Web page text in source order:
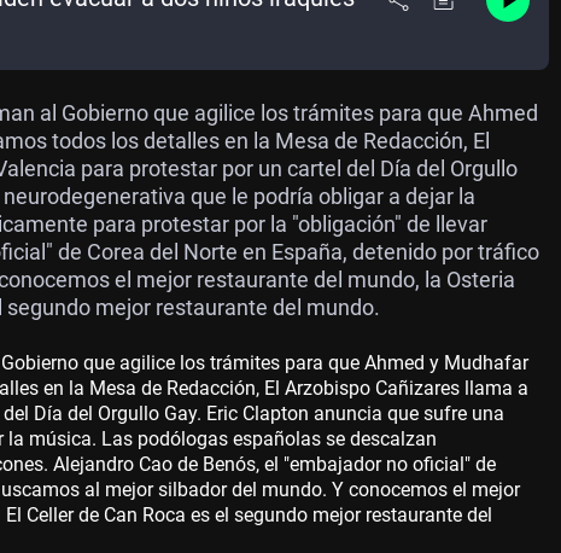
al Gobierno que agilice los trámites para que Ahmed
todos los detalles en la Mesa de Redacción, El
para protestar por un cartel del Día del Orgullo
que le podría obligar a dejar la
para protestar por la "obligación" de llevar
de Corea del Norte en España, detenido por tráfico
el mejor restaurante del mundo, la Osteria
segundo mejor restaurante del mundo.
que agilice los trámites para que Ahmed y Mudhafar
en la Mesa de Redacción, El Arzobispo Cañizares llama a
Día del Orgullo Gay. Eric Clapton anuncia que sufre una
música. Las podólogas españolas se descalzan
Alejandro Cao de Benós, el "embajador no oficial" de
al mejor silbador del mundo. Y conocemos el mejor
Celler de Can Roca es el segundo mejor restaurante del